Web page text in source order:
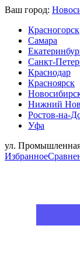
Ваш город:
Красногорск
Самара
Санкт-
Краснодар
Красноярск
Нижний
Ростов-на-
Уфа
ул.
Избранное